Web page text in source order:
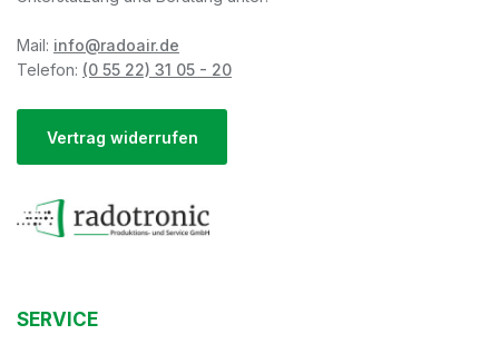
Mail: info@radoair.de
Telefon: (0 55 22) 31 05 - 20
Vertrag widerrufen
SERVICE